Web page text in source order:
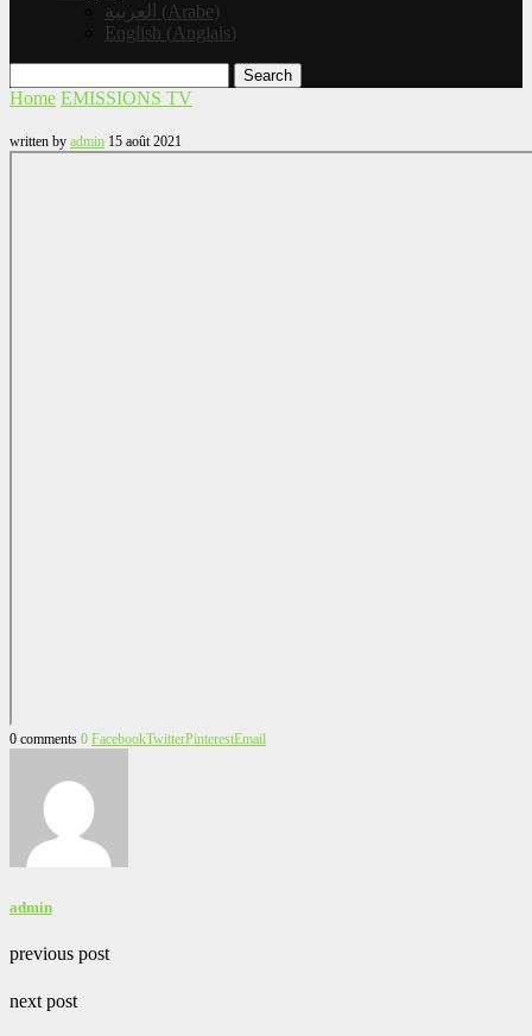
العربية
( Arabe )
English ( Anglais )
Search
Home EMISSIONS TV
written by admin 15 août 2021
0 comments 0 FacebookTwitterPinterestEmail
admin
previous post
next post